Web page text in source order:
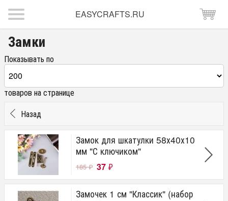
EASYCRAFTS.RU
Замки
Показывать по
товаров на странице
Назад
Замок для шкатулки 58х40х10
мм "С ключиком"
185₽ 37 ₽
Замочек 1 см "Классик" (набор